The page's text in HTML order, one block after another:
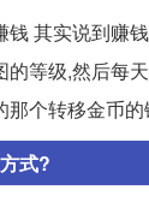
其实说到赚
等级,然后每
那个转移金币的
式?